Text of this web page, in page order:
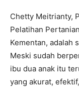
Chetty Meitrianty,
Pelatihan
Kementan, adalah
Meski sudah
ibu dua anak itu
yang akurat,